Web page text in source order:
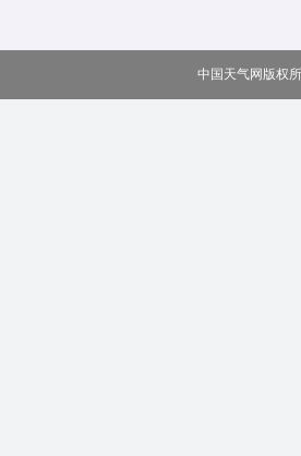
中国天气网版权